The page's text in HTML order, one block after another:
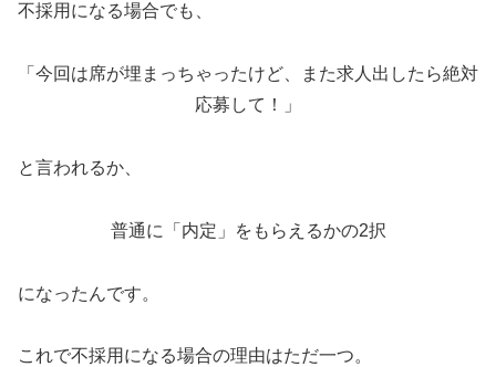
不採用になる場合でも、
「今回は席が埋まっちゃったけど、また求人出したら絶対
応募して！」
と言われるか、
普通に「内定」をもらえるかの2択
になったんです。
これで不採用になる場合の理由はただ一つ。